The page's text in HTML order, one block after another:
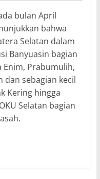
bulan April
bahwa
Selatan dalam
Banyuasin bagian
Enim, Prabumulih,
dan sebagian kecil
Kering hingga
Selatan bagian